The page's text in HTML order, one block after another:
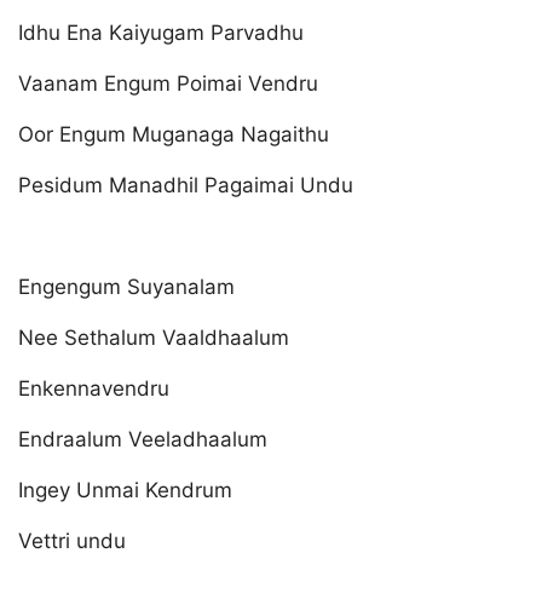
Idhu Ena Kaiyugam Parvadhu
Vaanam Engum Poimai Vendru
Oor Engum Muganaga Nagaithu
Pesidum Manadhil Pagaimai Undu
Engengum Suyanalam
Nee Sethalum Vaaldhaalum
Enkennavendru
Endraalum Veeladhaalum
Ingey Unmai Kendrum
Vettri undu